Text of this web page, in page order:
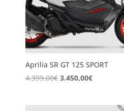
Aprilia SR GT 125 SPORT
4.399,00€ El
3.450,00€El